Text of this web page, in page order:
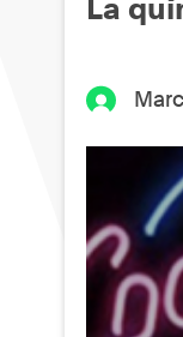
La